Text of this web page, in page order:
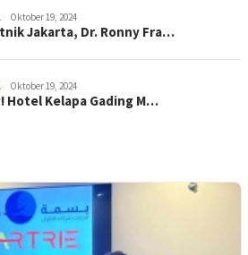
Oktober 19, 2024
Jakarta, Dr. Ronny Fra…
Oktober 19, 2024
Hotel Kelapa Gading M…